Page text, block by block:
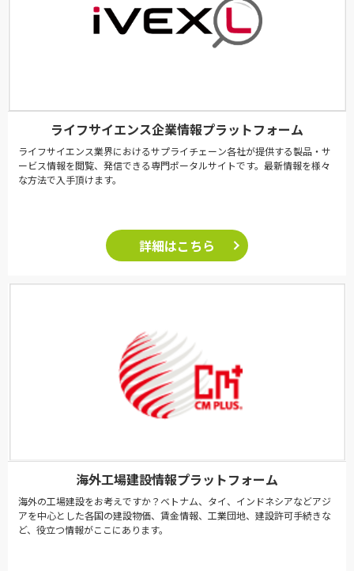
ライフサイエンス企業情報プラットフォーム
ライフサイエンス業界におけるサプライチェーン各社が提供する製品・サ
ービス情報を閲覧、発信できる専門ポータルサイトです。最新情報を様々
な方法で入手頂けます。
詳細はこちら
海外工場建設情報プラットフォーム
海外の工場建設をお考えですか？ベトナム、タイ、インドネシアなどアジ
アを中心とした各国の建設物価、賃金情報、工業団地、建設許可手続きな
ど、役立つ情報がここにあります。